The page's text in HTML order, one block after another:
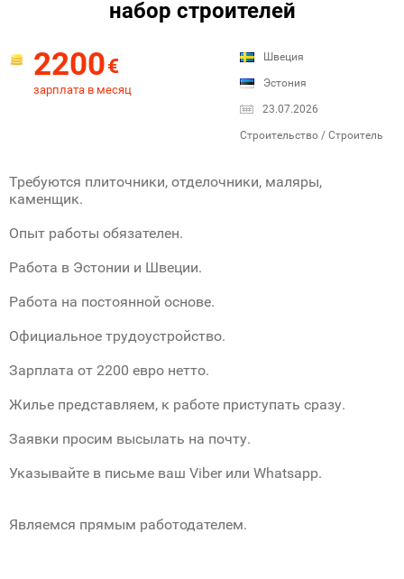
набор строителей
2200€
зарплата в месяц
Швеция
Эстония
23.07.2026
Строительство / Строитель
Требуются плиточники, отделочники, маляры,
каменщик.
Опыт работы обязателен.
Работа в Эстонии и Швеции.
Работа на постоянной основе.
Официальное трудоустройство.
Зарплата от 2200 евро нетто.
Жилье представляем, к работе приступать сразу.
Заявки просим высылать на почту.
Указывайте в письме ваш Viber или Whatsapp.
Являемся прямым работодателем.